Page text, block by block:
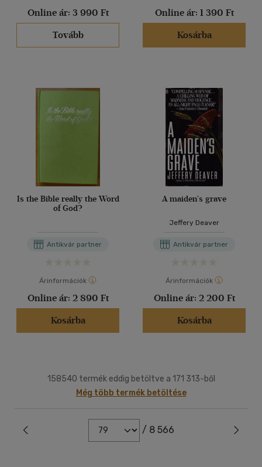
Online ár: 3 990 Ft
Tovább
Online ár: 1 390 Ft
Kosárba
Is the Bible really the Word
of God?
Antikvár partner
Árinformációk
Online ár: 2 890 Ft
Kosárba
A maiden's grave
Jeffery Deaver
Antikvár partner
Árinformációk
Online ár: 2 200 Ft
Kosárba
158540 termék eddig betöltve a 171 313-ből
Még több termék betöltése
/ 8 566